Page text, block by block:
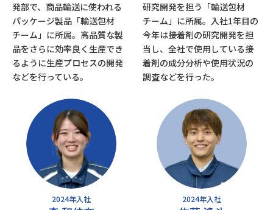
発部で、商品輸送に使われる
パッケージ製品「輸送包材
チーム」に所属。高品質な製
品をさらに効率良く生産でき
るように生産プロセスの開発
などを行っている。
研究開発を担う「輸送包材
チーム」に所属。入社1年目の
今年は接着剤の研究開発を担
当し、全社で使用している接
着剤の成分分析や使用状況の
調査などを行った。
2024年入社 2024年入社